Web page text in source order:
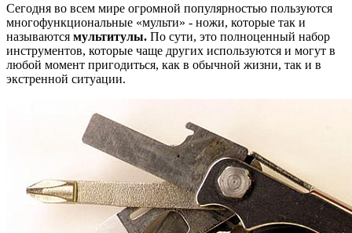
Сегодня во всем мире огромной популярностью пользуются
многофункциональные «мульти» - ножи, которые так и
называются мультитулы. По сути, это полноценный набор
инструментов, которые чаще других используются и могут в
любой момент пригодиться, как в обычной жизни, так и в
экстренной ситуации.